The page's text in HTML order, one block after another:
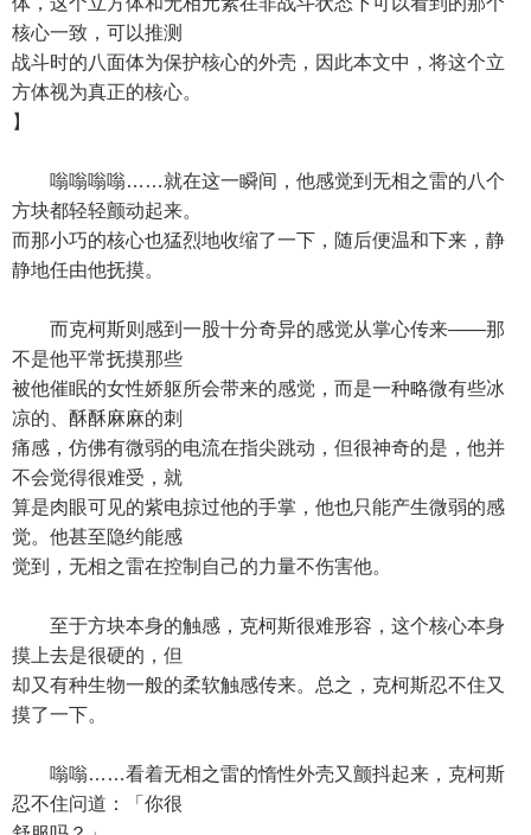
核心一致，可以推测
战斗时的八面体为保护核心的外壳，因此本文中，将这个立
方体视为真正的核心。
】
嗡嗡嗡嗡……就在这一瞬间，他感觉到无相之雷的八个
方块都轻轻颤动起来。
而那小巧的核心也猛烈地收缩了一下，随后便温和下来，静
静地任由他抚摸。
而克柯斯则感到一股十分奇异的感觉从掌心传来——那
不是他平常抚摸那些
被他催眠的女性娇躯所会带来的感觉，而是一种略微有些冰
凉的、酥酥麻麻的刺
痛感，仿佛有微弱的电流在指尖跳动，但很神奇的是，他并
不会觉得很难受，就
算是肉眼可见的紫电掠过他的手掌，他也只能产生微弱的感
觉。他甚至隐约能感
觉到，无相之雷在控制自己的力量不伤害他。
至于方块本身的触感，克柯斯很难形容，这个核心本身
摸上去是很硬的，但
却又有种生物一般的柔软触感传来。总之，克柯斯忍不住又
摸了一下。
嗡嗡……看着无相之雷的惰性外壳又颤抖起来，克柯斯
忍不住问道：「你很